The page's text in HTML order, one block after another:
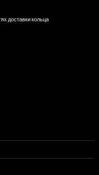
доставки кольца